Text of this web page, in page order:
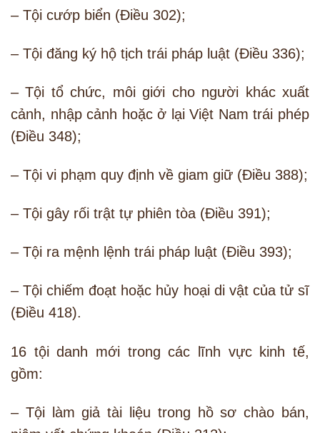
– Tội cướp biển (Điều 302);
– Tội đăng ký hộ tịch trái pháp luật (Điều 336);
– Tội tổ chức, môi giới cho người khác xuất
cảnh, nhập cảnh hoặc ở lại Việt Nam trái phép
(Điều 348);
– Tội vi phạm quy định về giam giữ (Điều 388);
– Tội gây rối trật tự phiên tòa (Điều 391);
– Tội ra mệnh lệnh trái pháp luật (Điều 393);
– Tội chiếm đoạt hoặc hủy hoại di vật của tử sĩ
(Điều 418).
16 tội danh mới trong các lĩnh vực kinh tế,
gồm:
– Tội làm giả tài liệu trong hồ sơ chào bán,